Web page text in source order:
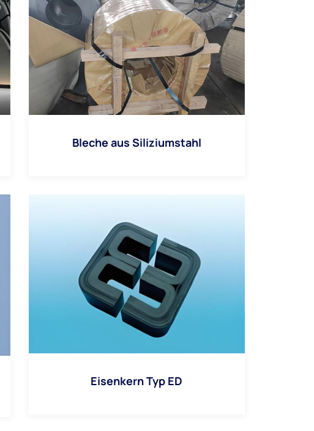
Bleche aus Siliziumstahl
Eisenkern Typ ED